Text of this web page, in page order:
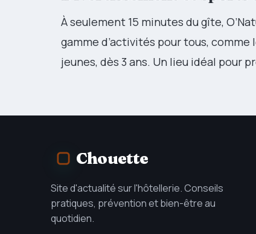
À seulement 15 minutes du gîte,
gamme d’activités pour tous,
jeunes, dès 3 ans. Un lieu idéal pour
Chouette
Site d'actualité sur l'hôtellerie. Conseils
pratiques, prévention et bien-être au
quotidien.